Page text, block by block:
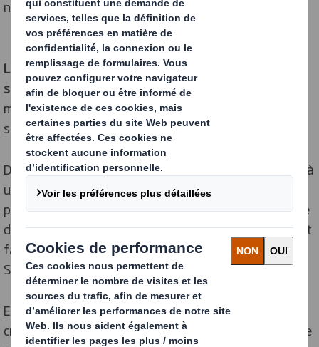
ne ressemblera plus tout à fait à celui d’avant.
Les causes de cette évolution sont profondes et
structurelles,et le monde géopolitique s’est
métamorphosé en l’espace de quelques années
seulement.
De fait, les relations internationales semblent revenir à
une conception traditionnelle prônant la diplomatie de
puissance à puissance, et paraissent délaisser le cadre
des grandes organisations supranationales qui avaient
fait accepter leur logique propre depuis la fin de la
Seconde Guerre mondiale.
Entre un unilatéralisme revendiqué et une aspiration
croissante au local, quelles sont les caractéristiques de